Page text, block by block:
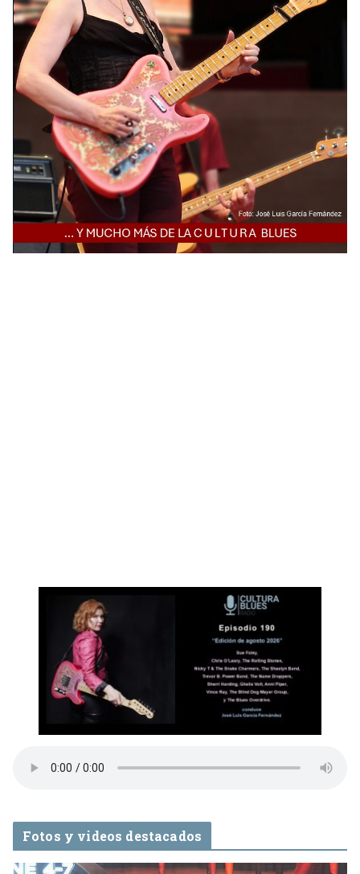
Fotos y videos destacados